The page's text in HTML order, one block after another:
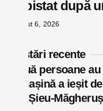
depistat după
august 6, 2026
Postări recente
Două persoane
o mașină a ieșit
din Șieu-